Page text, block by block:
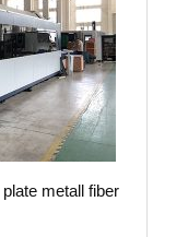
metall fiber